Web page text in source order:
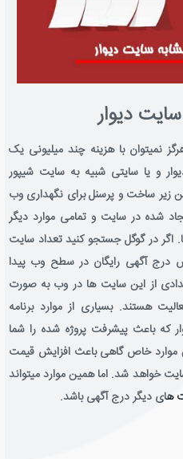
دیوار
نمیتوان با هزینه چند میلیونی یک
و یا سایتی شبیه به سایت شیپور
زیر ساخت و پرسنل برای نگهداری وب
شده در سایت و تمامی موارد دیگر
اگر در گوگل جستجو کنید تعداد سایت
درج آگهی رایگان در سطح وب پیدا
از این سایت ها در وب به صورت
هستند. بسیاری از موارد برنامه
که باعث پیشرفت پروژه شده را شما
موارد خاص گاهی باعث افزایش قیمت
خواهد شد. اما همین موارد میتواند
های دیگر درج آگهی باشد.